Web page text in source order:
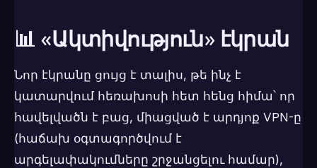
📊 «Ակտիվություն» էկրան
Նոր էկրանը ցույց է տալիս, թե ինչ է
կատարվում հեռախոսի հետ հենց հիմա՝ որ
հավելվածն է բաց, միացված է արդյոք VPN-ը
(հաճախ օգտագործվում է
արգելափակումները շրջանցելու համար),